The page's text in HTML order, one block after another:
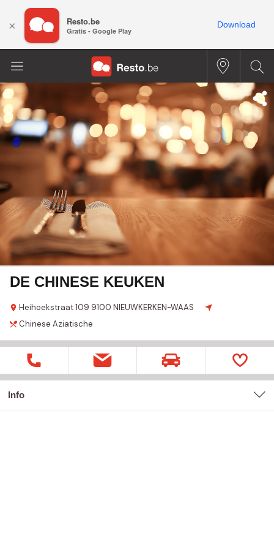
DE CHINESE KEUKEN
Heihoekstraat109 9100 NIEUWKERKEN-WAAS
Chinese Aziatische
Info
× Resto.be
Gratis - Google Play
Download